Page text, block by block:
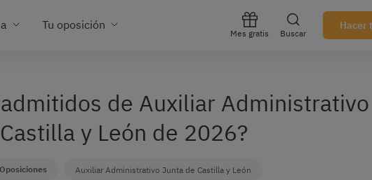
Tu oposición
Mes gratis Buscar
Hacer
de Auxiliar
y León de 2026?
Auxiliar Administrativo Junta de Castilla y León